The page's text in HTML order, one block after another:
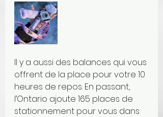
Il y a aussi des balances qui vous
offrent de la place pour votre 10
heures de repos. En passant,
l’Ontario ajoute 165 places de
stationnement pour vous dans